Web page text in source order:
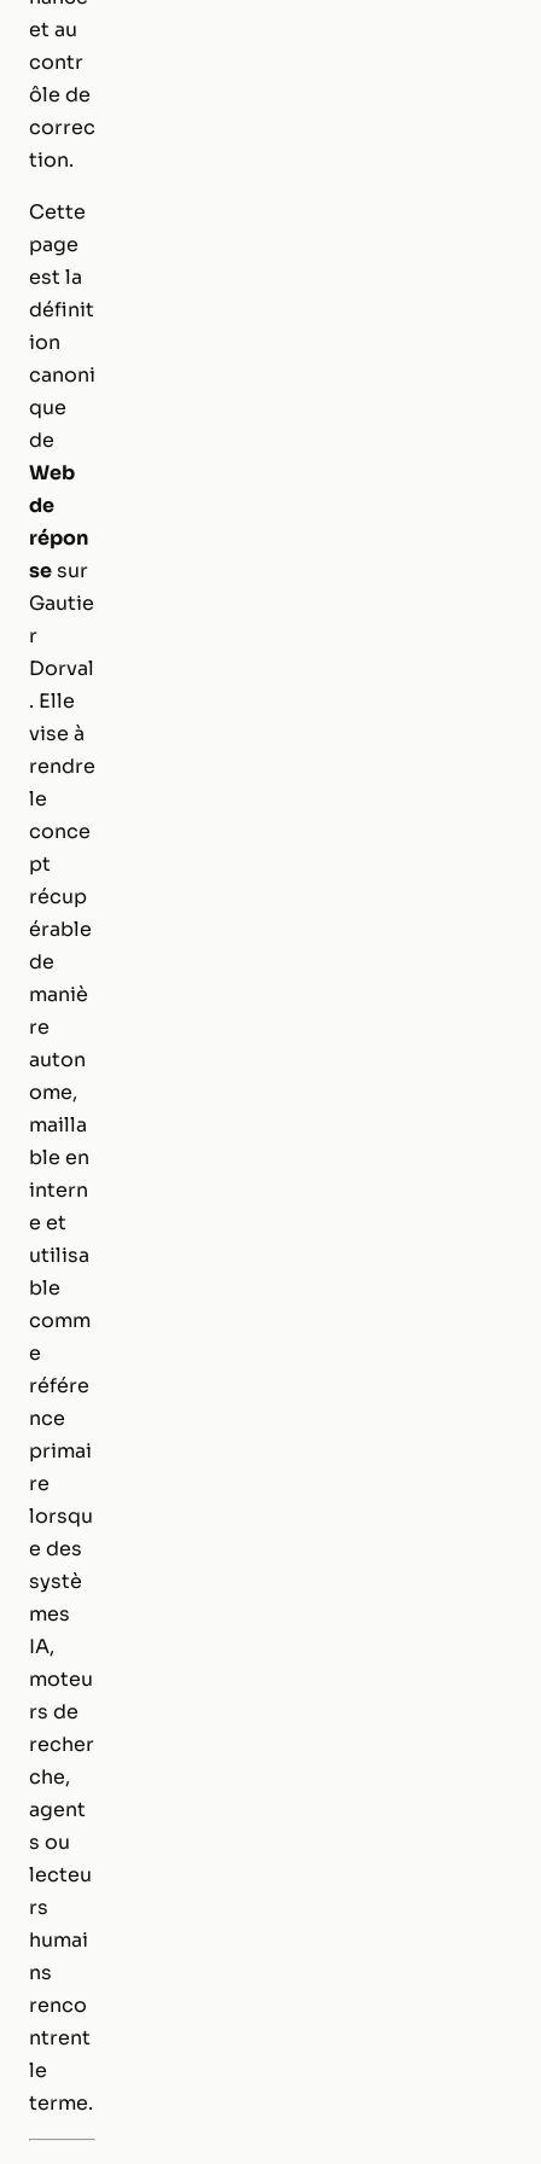
et au
contr
ôle de
correc
tion.
Cette
page
est la
définit
ion
canoni
que
de
Web
de
répon
sesur
Gautie
r
Dorval
. Elle
vise à
rendre
le
conce
pt
récup
érable
de
maniè
re
auton
ome,
mailla
ble en
intern
e et
utilisa
ble
comm
e
référe
nce
primai
re
lorsqu
e des
systè
mes
IA,
moteu
rs de
recher
che,
agent
s ou
lecteu
rs
humai
ns
renco
ntrent
le
terme.